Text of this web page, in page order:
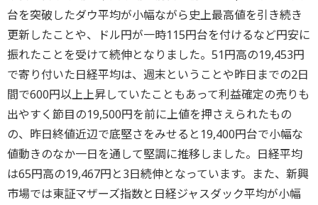
台を突破したダウ平均が小幅ながら史上最高値を引き続き
更新したことや、ドル円が一時115円台を付けるなど円安に
振れたことを受けて続伸となりました。51円高の19,453円
で寄り付いた日経平均は、週末ということや昨日までの2日
間で600円以上上昇していたこともあって利益確定の売りも
出やすく節目の19,500円を前に上値を押さえられたもの
の、昨日終値近辺で底堅さをみせると19,400円台で小幅な
値動きのなか一日を通して堅調に推移しました。日経平均
は65円高の19,467円と3日続伸となっています。また、新興
市場では東証マザーズ指数と日経ジャスダック平均が小幅